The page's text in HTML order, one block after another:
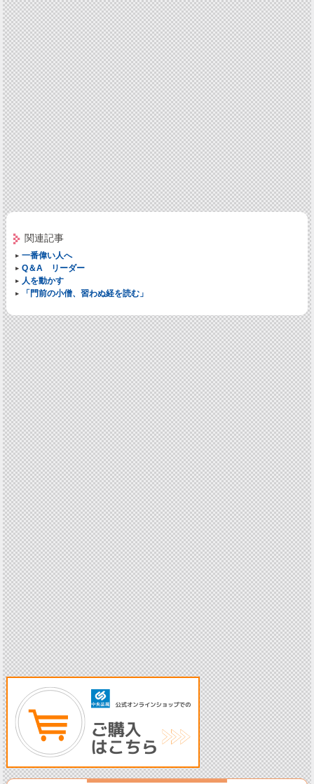
関連記事
一番偉い人へ
Q＆A リーダー
人を動かす
「門前の小僧、習わぬ経を読む」